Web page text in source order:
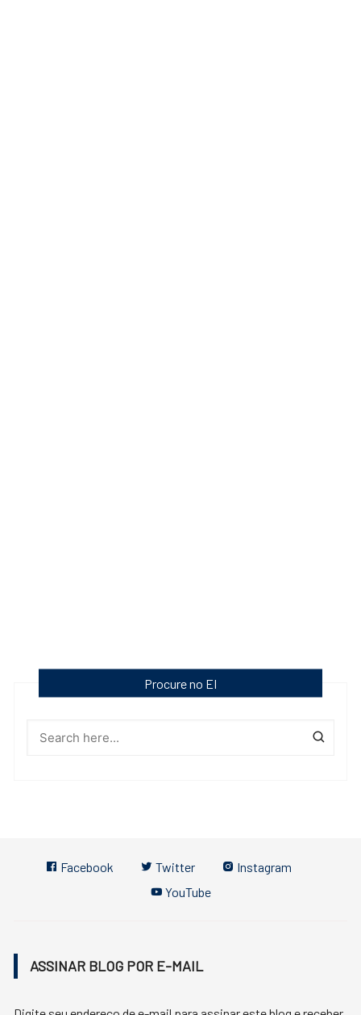
Procure no EI
Facebook Twitter
Instagram
YouTube
ASSINAR BLOG POR E-MAIL